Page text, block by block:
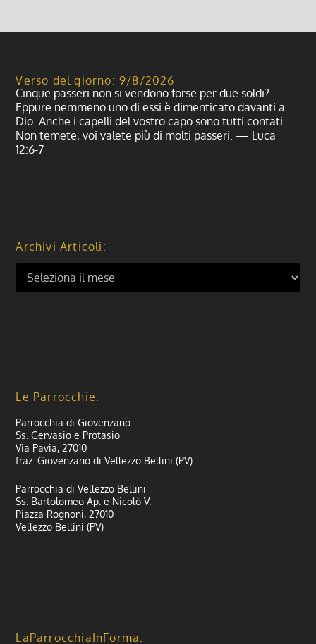
Verso del giorno: 9/8/2026
Cinque passeri non si vendono forse per due soldi?
Eppure nemmeno uno di essi è dimenticato davanti a
Dio. Anche i capelli del vostro capo sono tutti contati.
Non temete, voi valete più di molti passeri. — Luca
12:6-7
Archivi Articoli:
Le Parrocchie:
Parrocchia di Giovenzano
Ss. Gervasio e Protasio
Via Pavia, 27010
fraz. Giovenzano di Vellezzo Bellini (PV)
Parrocchia di Vellezzo Bellini
Ss. Bartolomeo Ap. e Nicolò V.
Piazza Rognoni, 27010
Vellezzo Bellini (PV)
LaParrocchiaInForma: